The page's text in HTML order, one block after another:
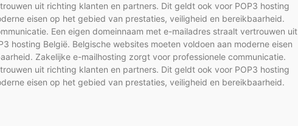
uit richting klanten en partners. Dit geldt ook voor POP3 hosting
eisen op het gebied van prestaties, veiligheid en bereikbaarheid.
Een eigen domeinnaam met e-mailadres straalt vertrouwen uit
hosting België. Belgische websites moeten voldoen aan moderne eisen
Zakelijke e-mailhosting zorgt voor professionele communicatie.
uit richting klanten en partners. Dit geldt ook voor POP3 hosting
eisen op het gebied van prestaties, veiligheid en bereikbaarheid.